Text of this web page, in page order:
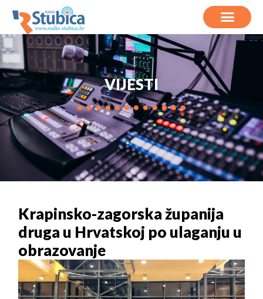
VIJESTI
Krapinsko-zagorska županija
druga u Hrvatskoj po ulaganju u
obrazovanje